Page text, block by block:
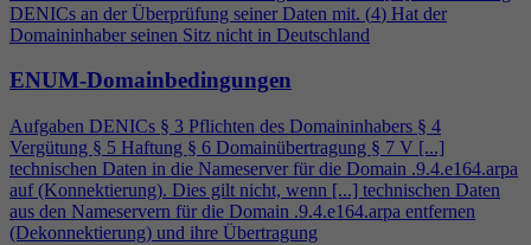
DENICs an der Überprüfung seiner Daten mit. (4) Hat der
Domaininhaber seinen Sitz nicht in Deutschland
ENUM-Domainbedingungen
Aufgaben DENICs § 3 Pflichten des Domaininhabers § 4
Vergütung § 5 Haftung § 6 Domainübertragung § 7 V [...]
technischen Daten in die Nameserver für die Domain .9.4.e164.arpa
auf (Konnektierung). Dies gilt nicht, wenn [...] technischen Daten
aus den Nameservern für die Domain .9.4.e164.arpa entfernen
(Dekonnektierung) und ihre Übertragung